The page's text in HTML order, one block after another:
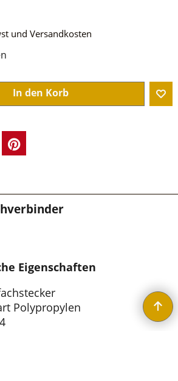
und Versandkosten
In den Korb
Eigenschaften
Polypropylen